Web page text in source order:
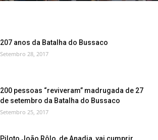
207 anos da Batalha do Bussaco
Setembro 28, 2017
200 pessoas “reviveram” madrugada de 27
de setembro da Batalha do Bussaco
Setembro 25, 2017
Piloto João Rôlo, de Anadia, vai cumprir